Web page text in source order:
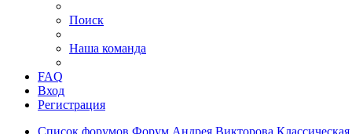
Поиск
Наша команда
FAQ
Вход
Регистрация